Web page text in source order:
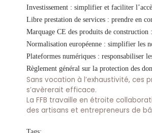
Investissement : simplifier et faciliter
Libre prestation de services : prendre en
Marquage CE des produits de
Normalisation européenne : simplifier les
Plateformes numériques : responsabiliser
Règlement général sur la protection des
Sans vocation à l’exhaustivité, ces
s’avèrerait efficace.
La FFB travaille en étroite
des artisans et entrepreneurs de